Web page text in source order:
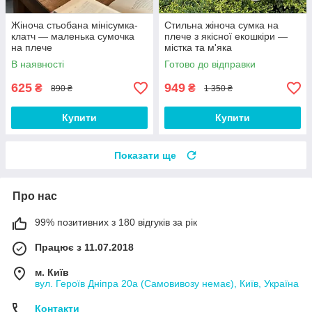
Жіноча стьобана мінісумка-
клатч — маленька сумочка
на плече
В наявності
625 ₴ 890 ₴
Купити
Стильна жіноча сумка на
плече з якісної екошкіри —
містка та м'яка
Готово до відправки
949 ₴ 1 350 ₴
Купити
Показати ще
Про нас
99% позитивних з 180 відгуків за рік
Працює з 11.07.2018
м. Київ
вул. Героїв Дніпра 20а (Самовивозу немає), Київ, Україна
Контакти